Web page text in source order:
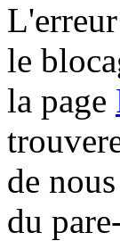
le
la page
de
du